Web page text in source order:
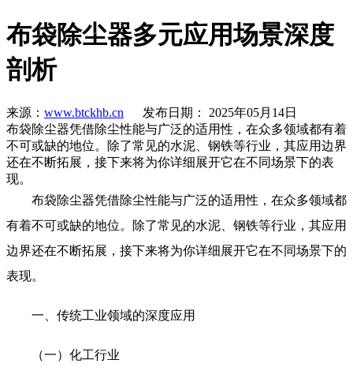
布袋除尘器多元应用场景深度
剖析
来源： www.btckhb.cn 发布日期： 2025年05月14日
布袋除尘器凭借除尘性能与广泛的适用性，在众多领域都有着
不可或缺的地位。除了常见的水泥、钢铁等行业，其应用边界
还在不断拓展，接下来将为你详细展开它在不同场景下的表
现。
布袋除尘器凭借除尘性能与广泛的适用性，在众多领域都
有着不可或缺的地位。除了常见的水泥、钢铁等行业，其应用
边界还在不断拓展，接下来将为你详细展开它在不同场景下的
表现。
一、传统工业领域的深度应用
（一）化工行业